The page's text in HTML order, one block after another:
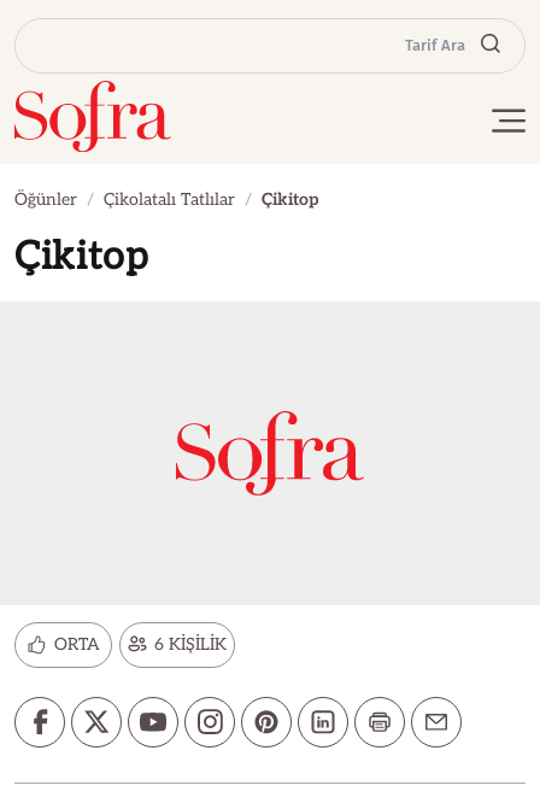
Tarif Ara
Öğünler Çikolatalı Tatlılar Çikitop
Çikitop
ORTA 6 KİŞİLİK